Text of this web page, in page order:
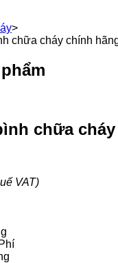
>
chữa cháy chính
chữa
VAT)